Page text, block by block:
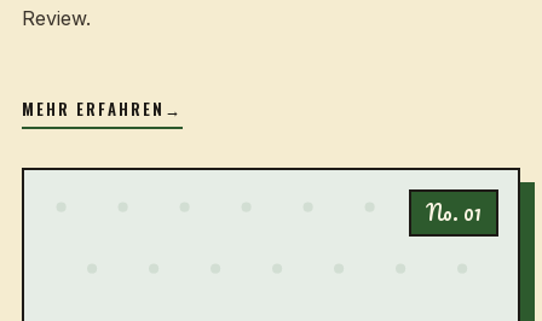
Review.
MEHR ERFAHREN →
No. 01